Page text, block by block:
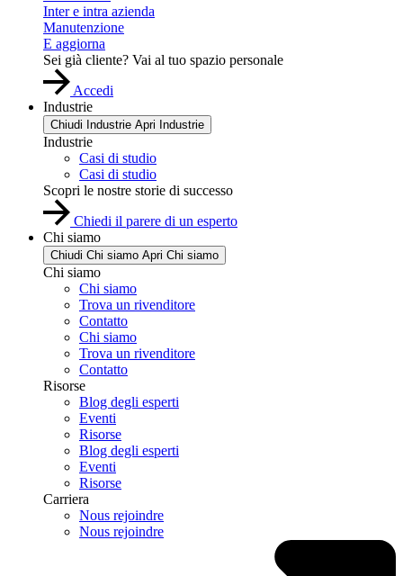
Inter e intra azienda
Manutenzione
E aggiorna
Sei già cliente? Vai al tuo spazio personale
Accedi
Industrie
Chiudi Industrie Apri Industrie
Industrie
Casi di studio
Casi di studio
Scopri le nostre storie di successo
Chiedi il parere di un esperto
Chi siamo
Chiudi Chi siamo Apri Chi siamo
Chi siamo
Chi siamo
Trova un rivenditore
Contatto
Chi siamo
Trova un rivenditore
Contatto
Risorse
Blog degli esperti
Eventi
Risorse
Blog degli esperti
Eventi
Risorse
Carriera
Nous rejoindre
Nous rejoindre